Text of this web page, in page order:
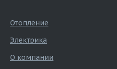
Отопление
Электрика
О компании